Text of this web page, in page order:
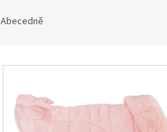
Abecedně